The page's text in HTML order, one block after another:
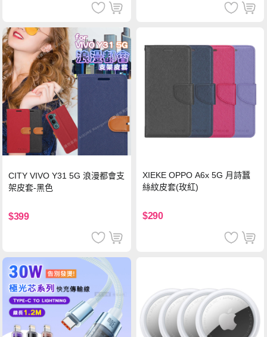
CITY VIVO Y31 5G 浪漫都會支
架皮套-黑色
$399
XIEKE OPPO A6x 5G 月詩蠶
絲紋皮套(玫紅)
$290